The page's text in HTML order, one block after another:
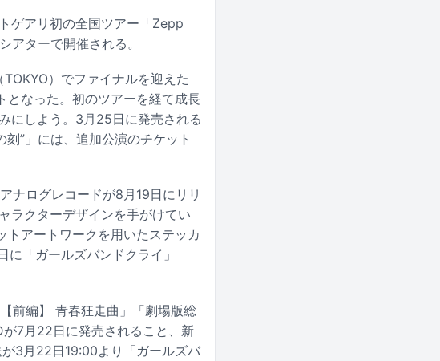
ゲアリ初の全国ツアー「Zepp
アターで開催される。
）でファイナルを迎えた
となった。初のツアーを経て成長
にしよう。3月25日に発売される
”」には、追加公演のチケット
ナログレコードが8月19日にリリ
ラクターデザインを手がけてい
アートワークを用いたステッカ
「ガールズバンドクライ」
前編】 青春狂走曲」「劇場版総
7月22日に発売されること、新
3月22日19:00より「ガールズバ